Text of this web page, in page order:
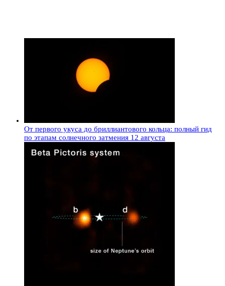
От первого укуса до бриллиантового кольца: полный гид
по этапам солнечного затмения 12 августа